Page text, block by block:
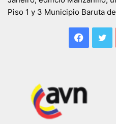
Piso 1 y 3 Municipio Baruta